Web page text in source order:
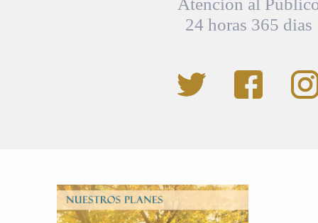
Atención al
24 horas 365 dias